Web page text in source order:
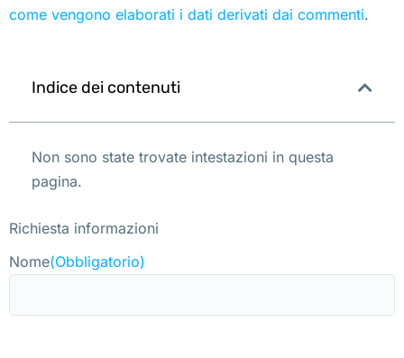
come vengono elaborati i dati derivati dai commenti.
Indice dei contenuti
Non sono state trovate intestazioni in questa
pagina.
Richiesta informazioni
Nome(Obbligatorio)